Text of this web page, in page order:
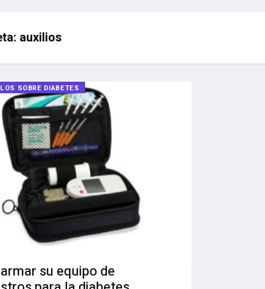
auxilios
SOBRE DIABETES
su equipo de